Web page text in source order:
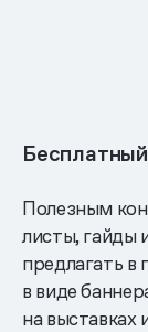
Полезным
листы, гайды
предлагать в
в виде
на выставках